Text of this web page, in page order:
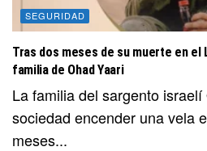
SEGURIDAD
Tras dos meses de su muerte en el
familia de Ohad Yaari
La familia del sargento
sociedad encender una vela
meses...